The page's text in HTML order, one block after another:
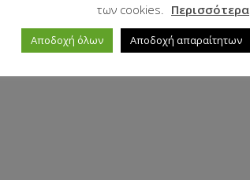
των cookies.
Περισσότερα
Αποδοχή όλων Αποδοχή απαραίτητων